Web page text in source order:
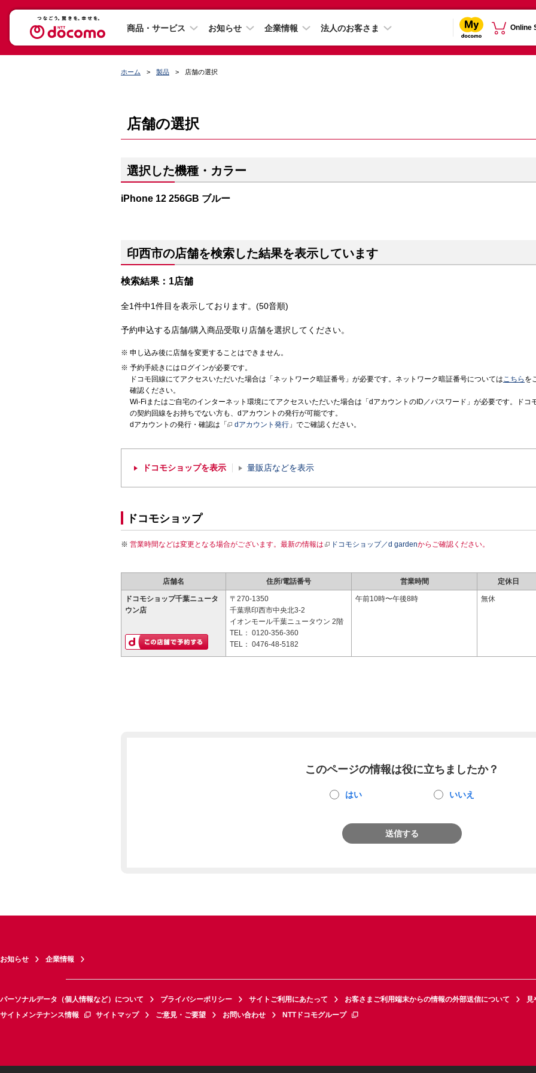
商品・サービス お知らせ 企業情報 法人のお客さま Online
ホーム 製品 店舗の選択
店舗の選択
選択した機種・カラー
iPhone 12 256GB ブルー
印西市の店舗を検索した結果を表示しています
検索結果：1店舗
全1件中1件目を表示しております。(50音順)
予約申込する店舗/購入商品受取り店舗を選択してください。
申し込み後に店舗を変更することはできません。
予約手続きにはログインが必要です。
ドコモ回線にてアクセスいただいた場合は「ネットワーク暗証番号」が必要です。ネットワーク暗証番号についてはこちら を
確認ください。
Wi-Fiまたはご自宅のインターネット環境にてアクセスいただいた場合は「dアカウントのID／パスワード」が必要です。ドコ
の契約回線をお持ちでない方も、dアカウントの発行が可能です。
dアカウントの発行・確認は「
dアカウント発行 」でご確認ください。
ドコモショップを表示 量販店などを表示
ドコモショップ
営業時間などは変更となる場合がございます。最新の情報は ドコモショップ／d gardenからご確認ください。
店舗名 住所/電話番号 営業時間 定休日
ドコモショップ千葉ニュータ
ウン店
〒270-1350
千葉県印西市中央北3-2
イオンモール千葉ニュータウン 2階
TEL： 0120-356-360
TEL： 0476-48-5182
午前10時〜午後8時 無休
このページの情報は役に立ちましたか？
はい いいえ
送信する
お知らせ 企業情報
パーソナルデータ（個人情報など）について プライバシーポリシー サイトご利用にあたって お客さまご利用端末からの情報の外部送信について
見
サイトメンテナンス情報
サイトマップ ご意見・ご要望 お問い合わせ NTTドコモグループ